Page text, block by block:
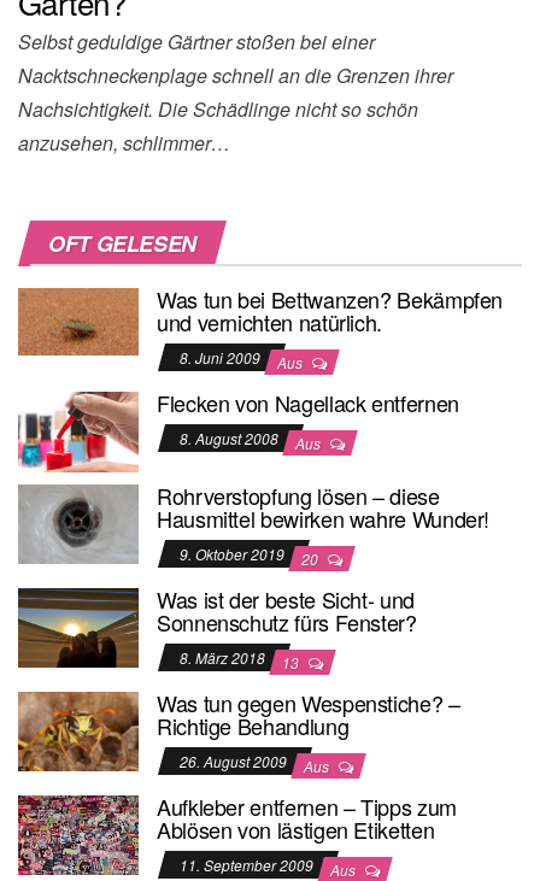
Selbst geduldige Gärtner stoßen bei einer
Nacktschneckenplage schnell an die Grenzen ihrer
Nachsichtigkeit. Die Schädlinge nicht so schön
anzusehen, schlimmer…
OFT GELESEN
Was tun bei Bettwanzen? Bekämpfen
und vernichten natürlich.
8. Juni 2009 Aus
Flecken von Nagellack entfernen
8. August 2008 Aus
Rohrverstopfung lösen – diese
Hausmittel bewirken wahre Wunder!
9. Oktober 2019 20
Was ist der beste Sicht- und
Sonnenschutz fürs Fenster?
8. März 2018 13
Was tun gegen Wespenstiche? –
Richtige Behandlung
26. August 2009 Aus
Aufkleber entfernen – Tipps zum
Ablösen von lästigen Etiketten
11. September 2009 Aus